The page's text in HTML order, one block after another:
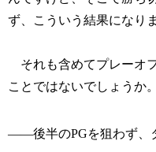
ず、こういう結果になり
それも含めてプレーオ
ことではないでしょうか。
――後半のPGを狙わず、